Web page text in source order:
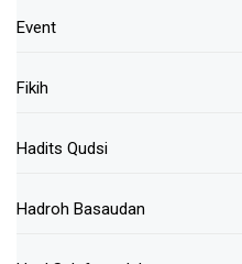
Event
Fikih
Hadits Qudsi
Hadroh Basaudan